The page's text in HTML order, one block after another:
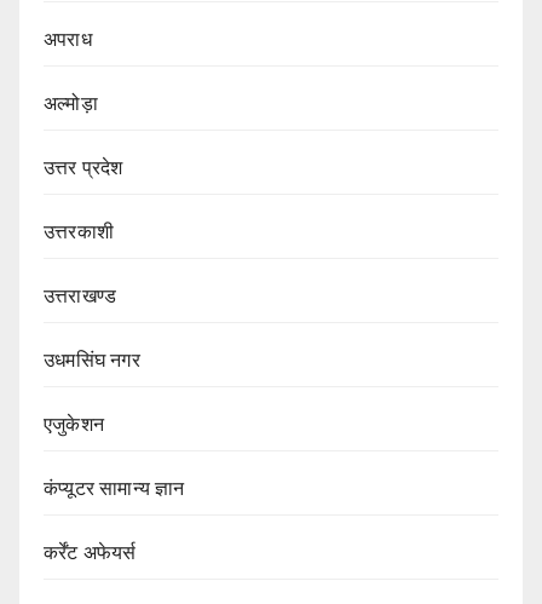
अपराध
अल्मोड़ा
उत्तर प्रदेश
उत्तरकाशी
उत्तराखण्ड
उधमसिंघ नगर
एजुकेशन
कंप्यूटर सामान्य ज्ञान
कर्रेंट अफेयर्स